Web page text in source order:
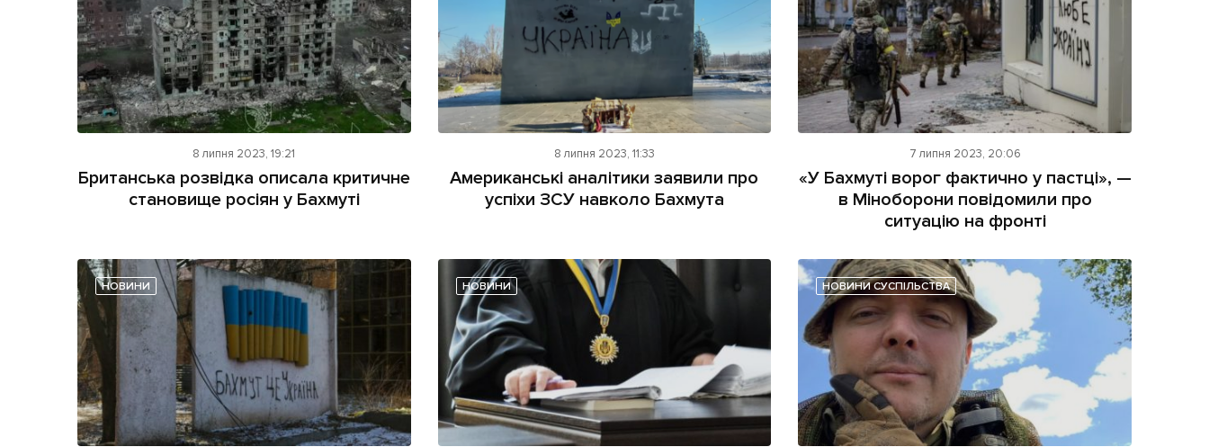
8 липня 2023, 19:21
Британська розвідка описала критичне
становище росіян у Бахмуті
8 липня 2023, 11:33
Американські аналітики заявили про
успіхи ЗСУ навколо Бахмута
7 липня 2023, 20:06
«У Бахмуті ворог фактично у пастці», —
в Міноборони повідомили про
ситуацію на фронті
НОВИНИ НОВИНИ НОВИНИ СУСПІЛЬСТВА